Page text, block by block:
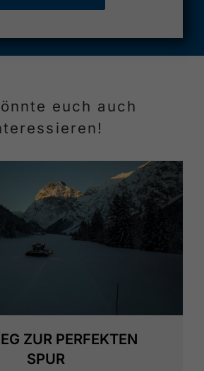
euch auch
ZUR PERFEKTEN
SPUR